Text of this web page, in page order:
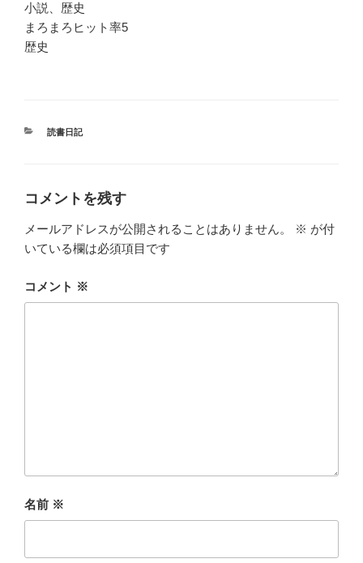
小説、歴史
まろまろヒット率5
歴史
カ
読書日記
コメントを残す
メールアドレスが公開されることはありません。 ※ が付
いている欄は必須項目です
コメント ※
名前 ※